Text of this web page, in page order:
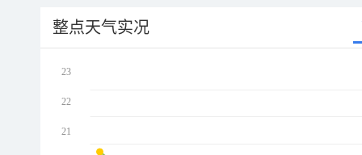
整点天气实况
23
22
21